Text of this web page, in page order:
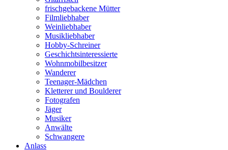
frischgebackene Mütter
Filmliebhaber
Weinliebhaber
Musikliebhaber
Hobby-Schreiner
Geschichtsinteressierte
Wohnmobilbesitzer
Wanderer
Teenager-Mädchen
Kletterer und Boulderer
Fotografen
Jäger
Musiker
Anwälte
Schwangere
Anlass